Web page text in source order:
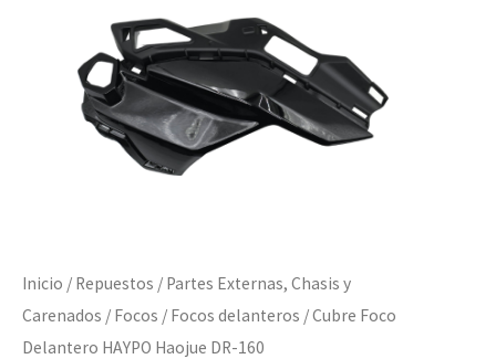
Inicio / Repuestos / Partes Externas, Chasis y
Carenados / Focos / Focos delanteros / Cubre Foco
Delantero HAYPO Haojue DR-160